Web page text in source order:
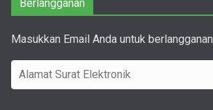
Berlangganan
Masukkan Email Anda untuk berlangganan
l